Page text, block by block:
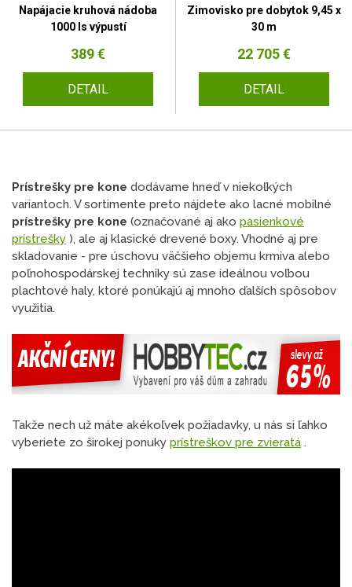
Napájacie kruhová nádoba
1000 ls výpustí
389 €
DETAIL
Zimovisko pre dobytok 9,45 x
30 m
22 705 €
DETAIL
Prístrešky pre kone dodávame hneď v niekoľkých
variantoch. V sortimente preto nájdete ako lacné mobilné
prístrešky pre kone (označované aj ako pasienkové
prístrešky ), ale aj klasické drevené boxy. Vhodné aj pre
skladovanie - pre úschovu väčšieho objemu krmiva alebo
poľnohospodárskej techniky sú zase ideálnou voľbou
plachtové haly, ktoré ponúkajú aj mnoho ďalších spôsobov
využitia.
Takže nech už máte akékoľvek požiadavky, u nás si ľahko
vyberiete zo širokej ponuky prístreškov pre zvieratá .